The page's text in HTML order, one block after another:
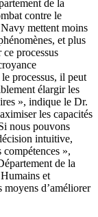
de la
contre le
mettent moins
et plus
processus
processus, il peut
élargir les
», indique le Dr.
les capacités
nous pouvons
intuitive,
compétences »,
de la
et
d’améliorer